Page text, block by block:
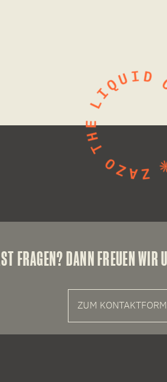
FRAGEN? DANN FREUEN WIR
ZUM